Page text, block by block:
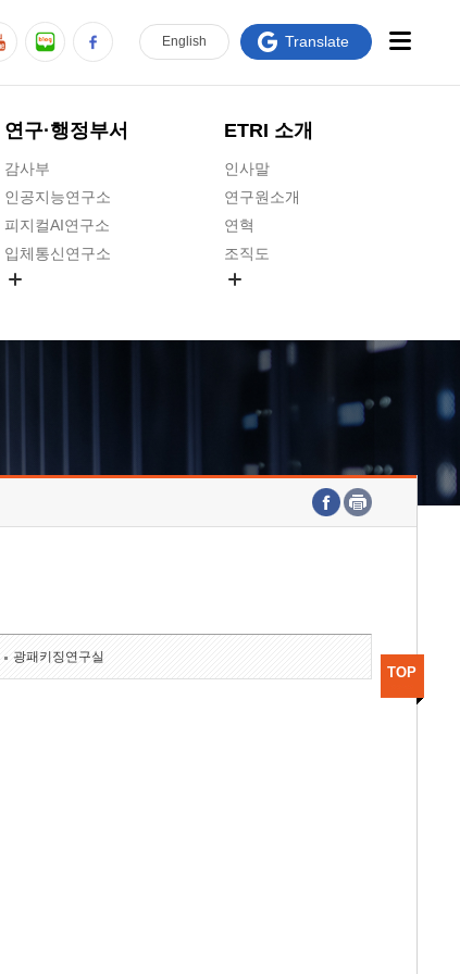
연구·행정부서
감사부
인공지능연구소
피지컬AI연구소
입체통신연구소
호남권연구본부
기획본부
ETRI 소개
인사말
연구원소개
연혁
조직도
연구원 고객헌장
주요업무연락처
English Translate
광패키징연구실
TOP